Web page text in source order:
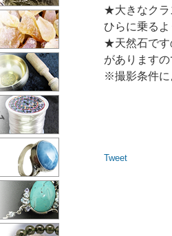
★大きなクラ
ひらに乗る
★天然石です
があります
※撮影条件に
Tweet